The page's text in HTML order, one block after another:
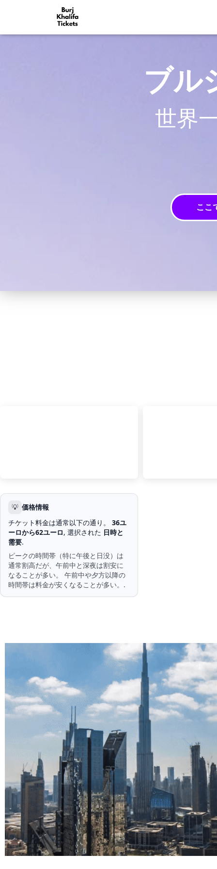
ブル
世界
ここ
💡 価格情報
チケット料金は通常以下の通り。 36ユ
ーロから62ユーロ, 選択された 日時と
需要.
ピークの時間帯（特に午後と日没）は
通常割高だが、午前中と深夜は割安に
なることが多い。 午前中や夕方以降の
時間帯は料金が安くなることが多い。.